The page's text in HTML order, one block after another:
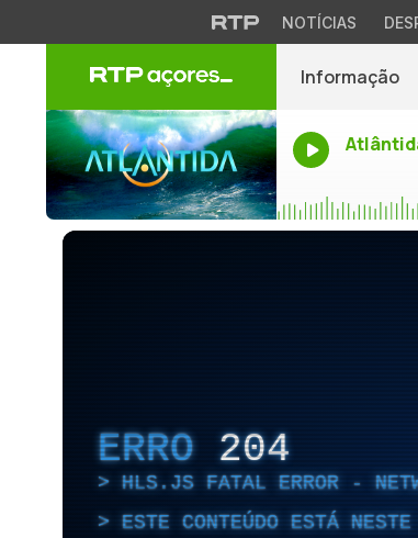
NOTÍCIAS
Informação
ERRO 204
HLS.JS FATAL ERROR -
ESTE CONTEÚDO ESTÁ